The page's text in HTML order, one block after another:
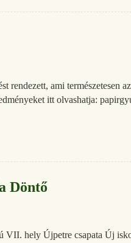
rendezett, ami természetesen
itt olvashatja:
Döntő
VII. hely Újpetre csapata Új